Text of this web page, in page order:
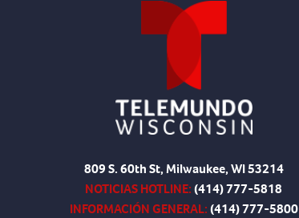
809 S. 60th St, Milwaukee, WI 53214
NOTICIAS HOTLINE:(414) 777-5818
INFORMACIÓN GENERAL:(414) 777-5800